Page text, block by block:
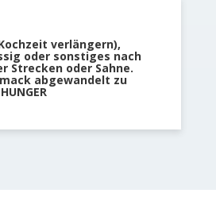
verlängern),
oder sonstiges nach
Strecken oder Sahne.
abgewandelt zu